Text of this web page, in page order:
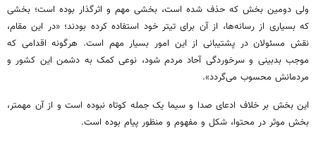
ولی دومین بخش که حذف شده است، بخشی مهم و اثرگذار بوده است؛ بخشی
که بسیاری از رسانه‌ها، از آن برای تیتر خود استفاده کرده بودند؛ «در این مقام،
نقش مسئولان در پشتیبانی از این امور بسیار مهم است. هرگونه اقدامی که
موجب بدبینی و سرخوردگی آحاد مردم شود، نوعی کمک به دشمن این کشور و
مردمانش محسوب می‌گردد».
این بخش بر خلاف ادعای صدا و سیما یک جمله کوتاه نبوده است و از آن مهمتر،
بخش موثر در محتوا، شکل و مفهوم و منظور پیام بوده است.